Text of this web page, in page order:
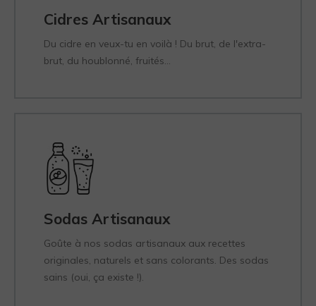
Cidres Artisanaux
Du cidre en veux-tu en voilà ! Du brut, de l'extra-
brut, du houblonné, fruités...
Sodas Artisanaux
Goûte à nos sodas artisanaux aux recettes
originales, naturels et sans colorants. Des sodas
sains (oui, ça existe !).